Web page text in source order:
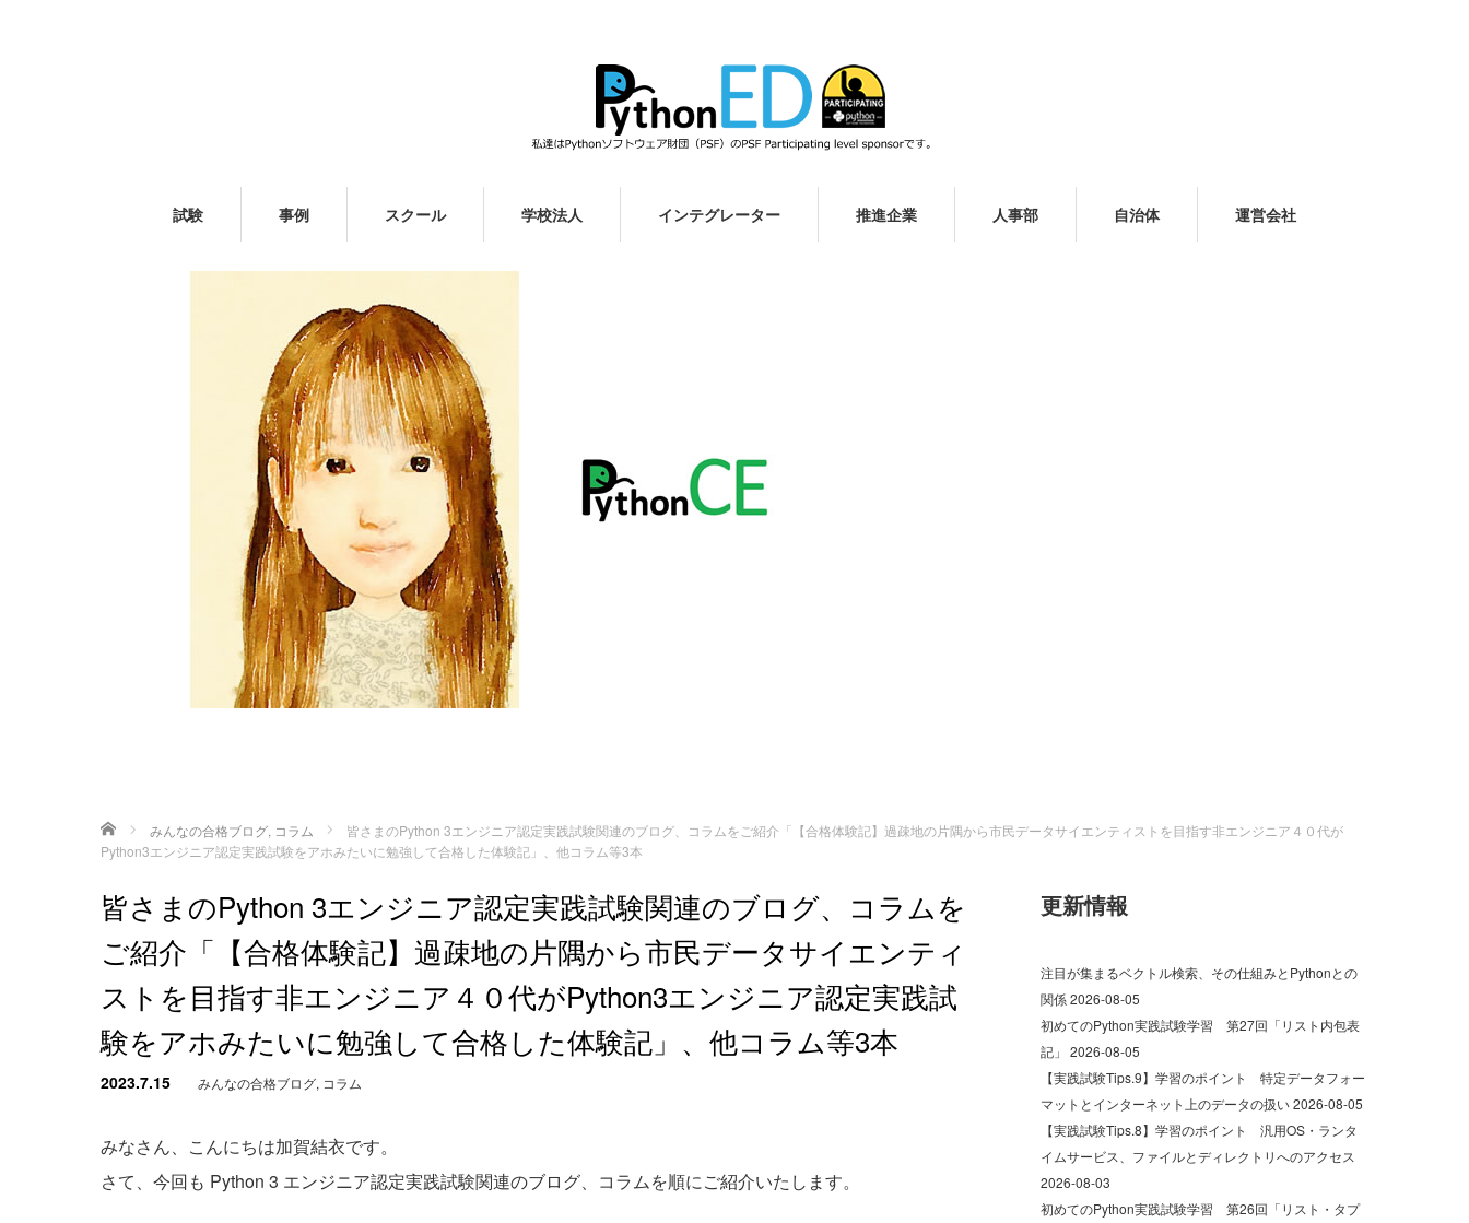
試験 事例 スクール 学校法人 インテグレーター 推進企業 人事部 自治体 運営会社
ホーム みんなの合格ブログ, コラム
皆さまのPython 3エンジニア認定実践試験関連のブログ、コラムをご紹介「【合格体験記】過疎地の片隅から市民データサイエンティストを目指す非エンジニア４０代が
Python3エンジニア認定実践試験をアホみたいに勉強して合格した体験記」、他コラム等3本
皆さまのPython 3エンジニア認定実践試験関連のブログ、コラムを
ご紹介「【合格体験記】過疎地の片隅から市民データサイエンティ
ストを目指す非エンジニア４０代がPython3エンジニア認定実践試
験をアホみたいに勉強して合格した体験記」、他コラム等3本
2023.7.15 みんなの合格ブログ, コラム
みなさん、こんにちは加賀結衣です。
さて、今回も Python 3 エンジニア認定実践試験関連のブログ、コラムを順にご紹介いたします。
更新情報
注目が集まるベクトル検索、その仕組みとPythonとの
関係2026-08-05
初めてのPython実践試験学習 第27回「リスト内包表
記」 2026-08-05
【実践試験Tips.9】学習のポイント 特定データフォー
マットとインターネット上のデータの扱い2026-08-05
【実践試験Tips.8】学習のポイント 汎用OS・ランタ
イムサービス、ファイルとディレクトリへのアクセス
2026-08-03
初めてのPython実践試験学習 第26回「リスト・タプ